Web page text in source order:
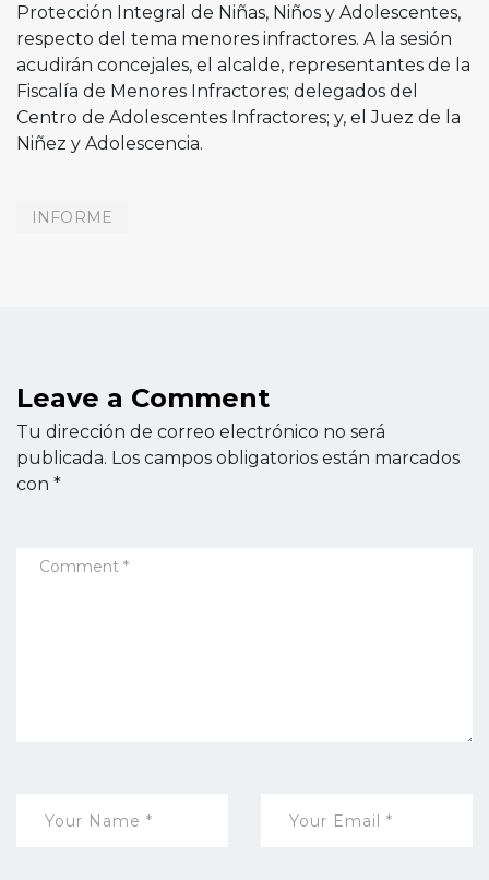
Protección Integral de Niñas, Niños y Adolescentes,
respecto del tema menores infractores. A la sesión
acudirán concejales, el alcalde, representantes de la
Fiscalía de Menores Infractores; delegados del
Centro de Adolescentes Infractores; y, el Juez de la
Niñez y Adolescencia.
INFORME
Leave a Comment
Tu dirección de correo electrónico no será
publicada. Los campos obligatorios están marcados
con *